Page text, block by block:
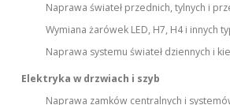
Naprawa świateł przednich, tylnych i
Wymiana żarówek LED, H7, H4 i innych
Naprawa systemu świateł dziennych i
Elektryka w drzwiach i szyb
Naprawa zamków centralnych i